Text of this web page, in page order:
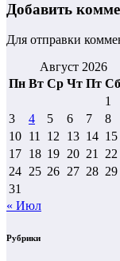
Добавить
Для отправки
Август 2026
Пн Вт Ср Чт Пт Сб
1
3
4 5 6 7 8
10 11 12 13 14 15
17 18 19 20 21 22
24 25 26 27 28 29
31
« Июл
Рубрики